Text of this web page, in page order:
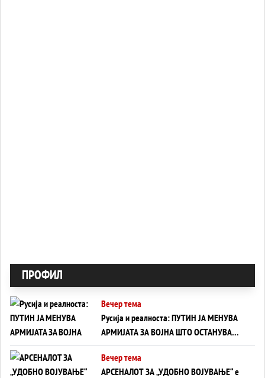
ПРОФИЛ
Вечер тема
Русија и реалноста: ПУТИН ЈА МЕНУВА
АРМИЈАТА ЗА ВОЈНА ШТО ОСТАНУВА
БЕЗ ФРОНТ
Вечер тема
АРСЕНАЛОТ ЗА „УДОБНО ВОЈУВАЊЕ“ е